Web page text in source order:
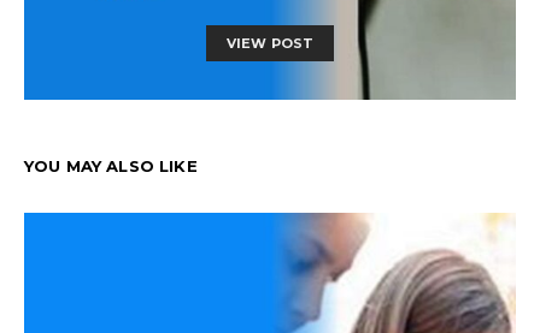
VIEW POST
YOU MAY ALSO LIKE